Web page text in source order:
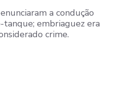
a condução
tanque; embriaguez era
crime.